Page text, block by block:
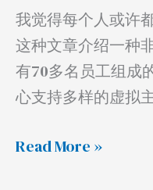
我觉得每个人或许
这种文章介绍一种
有70多名员工组成
心支持多样的虚拟
于
自
己
的
客
Read More »